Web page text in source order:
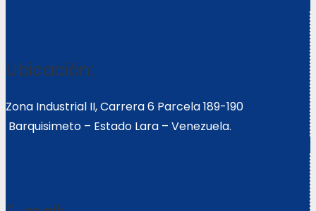
Ubicación:
Zona Industrial II, Carrera 6 Parcela 189-190
Barquisimeto – Estado Lara – Venezuela.